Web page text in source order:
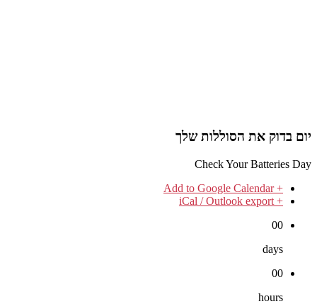
יום בדוק את הסוללות שלך
Check Your Batteries Day
+ Add to Google Calendar
+ iCal / Outlook export
00
days
00
hours